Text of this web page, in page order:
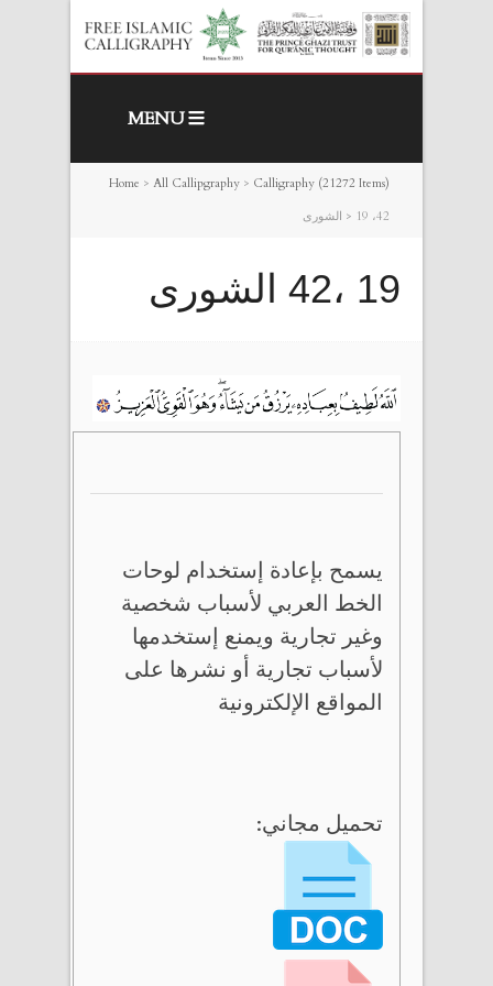
MENU
Home > All Callipgraphy > Calligraphy (21272 Items)
> 19 ،42 الشورى
19 ،42 الشورى
يسمح بإعادة إستخدام لوحات
الخط العربي لأسباب شخصية
وغير تجارية ويمنع إستخدمها
لأسباب تجارية أو نشرها على
المواقع الإلكترونية
تحميل مجاني: